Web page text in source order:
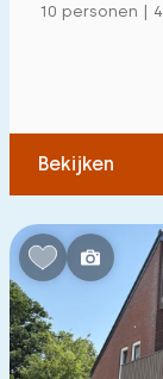
10 personen |
Bekijken